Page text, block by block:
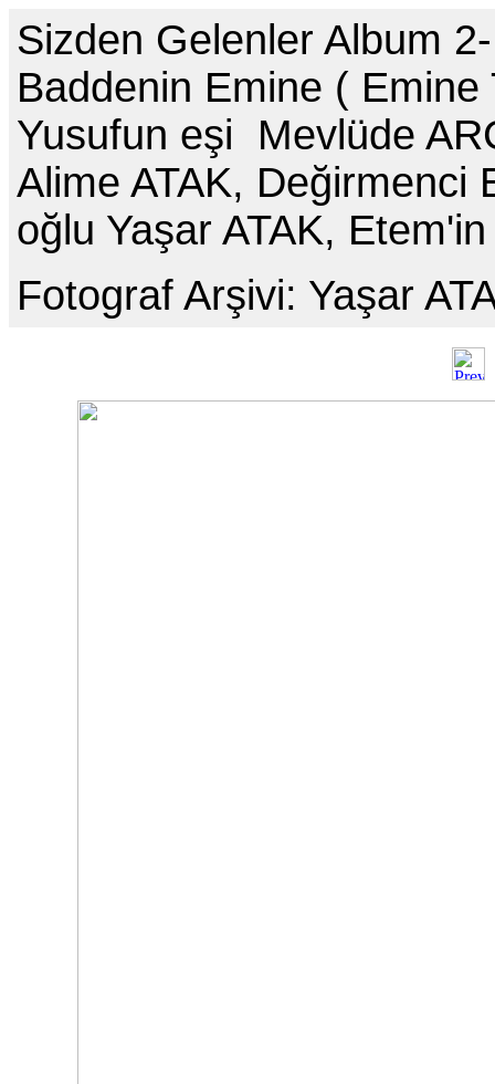
Sizden Gelenler Album
Baddenin Emine (
Yusufun eşi Mevlüde
Alime ATAK, Değirmenci
oğlu Yaşar ATAK,
Fotograf Arşivi: Yaşar